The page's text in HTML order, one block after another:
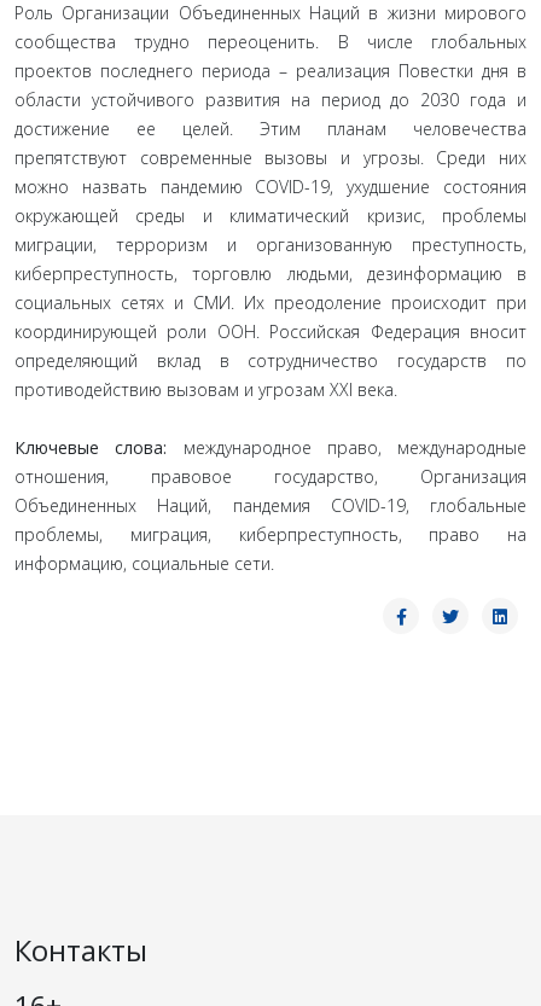
Роль Организации Объединенных Наций в жизни мирового
сообщества трудно переоценить. В числе глобальных
проектов последнего периода – реализация Повестки дня в
области устойчивого развития на период до 2030 года и
достижение ее целей. Этим планам человечества
препятствуют современные вызовы и угрозы. Среди них
можно назвать пандемию COVID-19, ухудшение состояния
окружающей среды и климатический кризис, проблемы
миграции, терроризм и организованную преступность,
киберпреступность, торговлю людьми, дезинформацию в
социальных сетях и СМИ. Их преодоление происходит при
координирующей роли ООН. Российская Федерация вносит
определяющий вклад в сотрудничество государств по
противодействию вызовам и угрозам XXI века.
Ключевые слова: международное право, международные
отношения, правовое государство, Организация
Объединенных Наций, пандемия COVID-19, глобальные
проблемы, миграция, киберпреступность, право на
информацию, социальные сети.
Контакты